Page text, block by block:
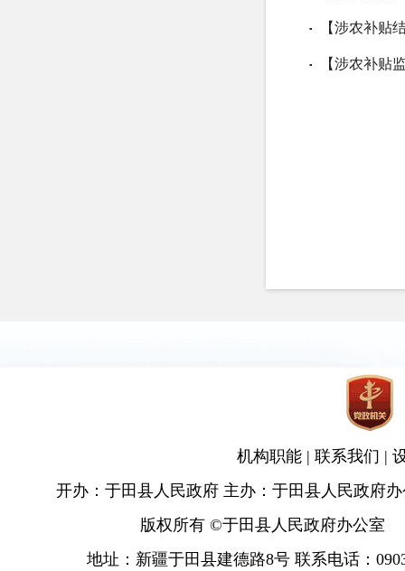
▪ 【涉农补贴
▪ 【涉农补贴
机构职能 | 联系我们 |
开办：于田县人民政府 主办：于田县人民政府
版权所有 ©于田县人民政府办公室
地址：新疆于田县建德路8号 联系电话：